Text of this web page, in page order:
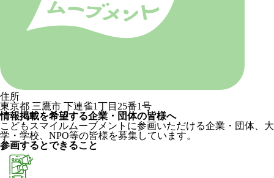
住所
東京都 三鷹市 下連雀1丁目25番1号
情報掲載を希望する企業・団体の皆様へ
こどもスマイルムーブメントに参画いただける企業・団体、大
学・学校、NPO等の皆様を募集しています。
参画するとできること